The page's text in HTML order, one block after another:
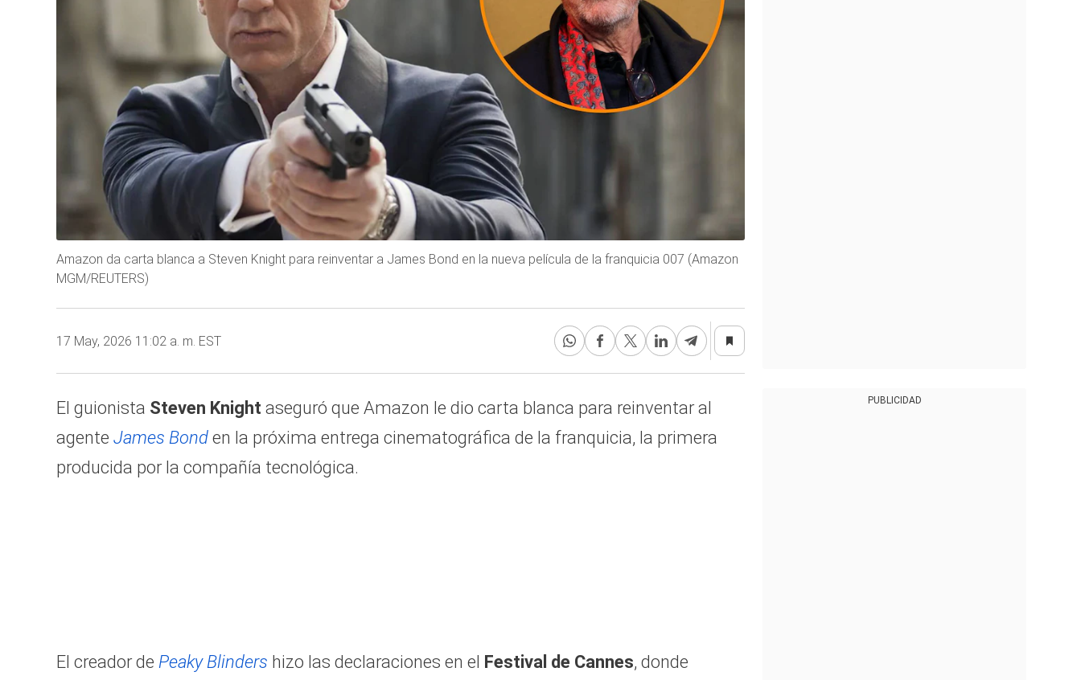
Amazon da carta blanca a Steven Knight para reinventar a James Bond en la nueva película de la franquicia 007 (Amazon
MGM/REUTERS)
17 May, 2026 11:02 a. m. EST
El guionista Steven Knight aseguró que Amazon le dio carta blanca para reinventar al
agente James Bond en la próxima entrega cinematográfica de la franquicia, la primera
producida por la compañía tecnológica.
El creador de Peaky Blinders hizo las declaraciones en el Festival de Cannes, donde
PUBLICIDAD